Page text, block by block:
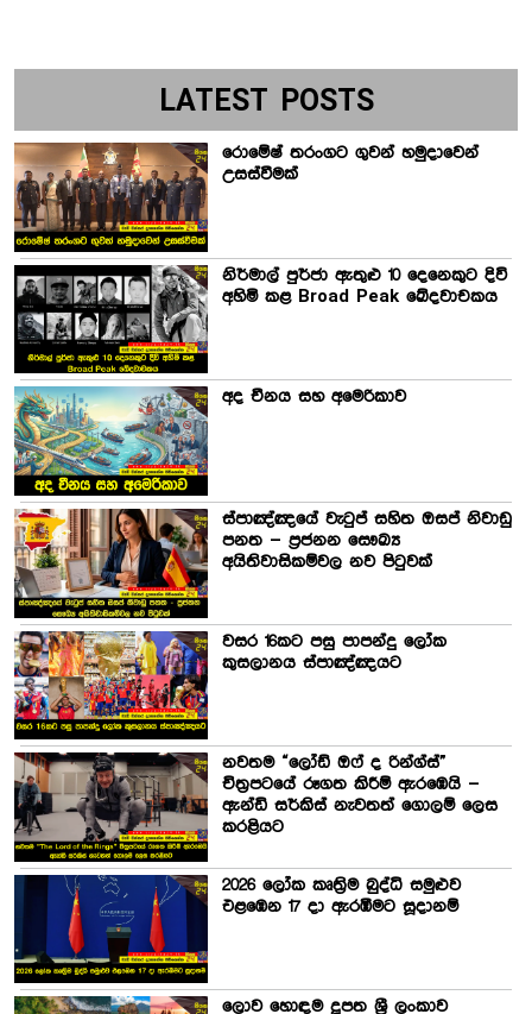
LATEST POSTS
රොමේෂ් තරංගට ගුවන් හමුදාවෙන්
උසස්වීමක්
නිර්මාල් පුර්ජා ඇතුළු 10 දෙනෙකුට දිවි
අහිමි කළ Broad Peak ඛේදවාචකය
අද චීනය සහ අමෙරිකාව
ස්පාඤ්ඤයේ වැටුප් සහිත ඔසප් නිවාඩු
පනත – ප්‍රජනන සෞඛ්‍ය
අයිතිවාසිකම්වල නව පිටුවක්
වසර 16කට පසු පාපන්දු ලෝක
කුසලානය ස්පාඤ්ඤයට
නවතම “ලෝඩ් ඔෆ් ද රින්ග්ස්”
චිත්‍රපටයේ රූගත කිරීම් ඇරඹෙයි –
ඇන්ඩි සර්කිස් නැවතත් ගොලම් ලෙස
කරළියට
2026 ලෝක කෘත්‍රිම බුද්ධි සමුළුව
එළඹෙන 17 දා ඇරඹීමට සූදානම්
ලොව හොඳම දූපත ශ්‍රී ලංකාව